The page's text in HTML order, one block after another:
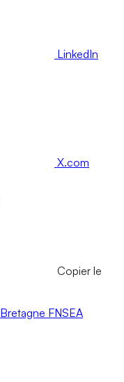
LinkedIn
X.com
Copier le
Bretagne FNSEA